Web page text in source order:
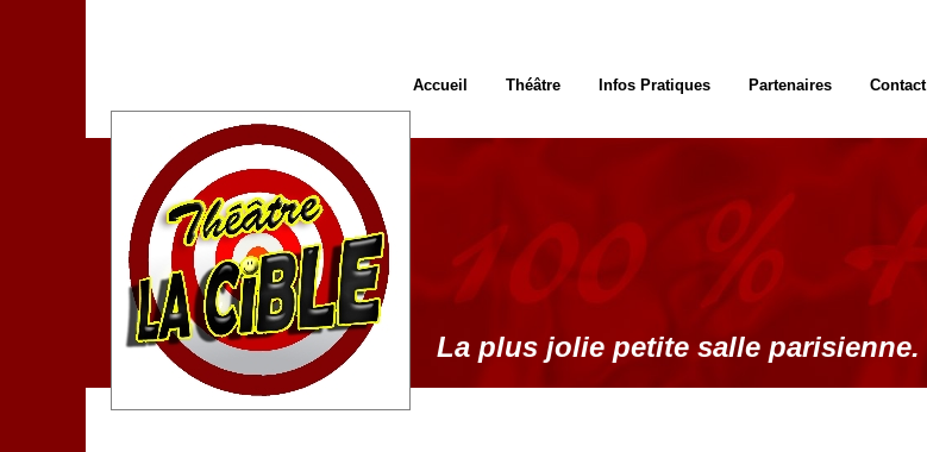
La plus jolie petite salle parisienne.
Accueil Théâtre Infos Pratiques Partenaires Contact